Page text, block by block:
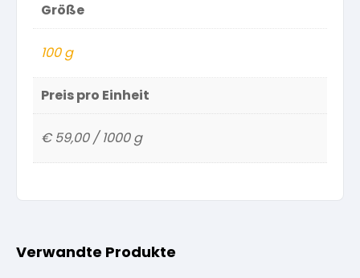
Größe
100 g
Preis pro Einheit
€ 59,00 / 1000 g
Verwandte Produkte